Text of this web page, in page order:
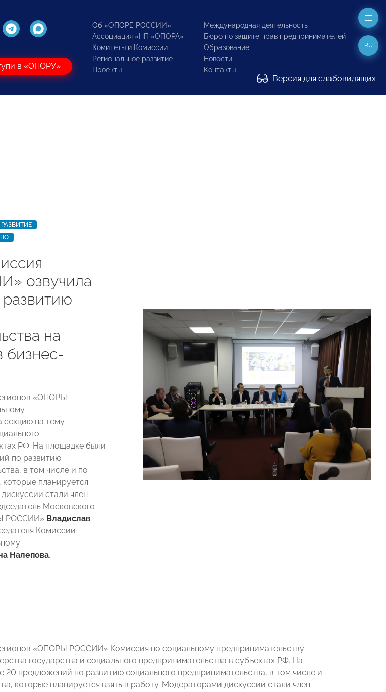
в «ОПОРУ»
Об «ОПОРЕ РОССИИ»
Ассоциация «НП «ОПОРА»
Комитеты и Комиссии
Региональное развитие
Проекты
Международная деятельность
Бюро по защите прав предпринимателей
Образование
Новости
Контакты
Версия для слабовидящих
RU
озвучила
на
бизнес-
«ОПОРЫ
секцию на тему
РФ. На площадке были
по развитию
в том числе и по
которые планируется
стали член
Московского
РОССИИ» Владислав
Комиссии
Налепова.
«ОПОРЫ РОССИИ» Комиссия по социальному предпринимательству
государства и социального предпринимательства в субъектах РФ. На
20 предложений по развитию социального предпринимательства, в том числе и
которые планируется взять в работу. Модераторами дискуссии стали член